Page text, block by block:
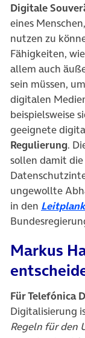
Digitale
eines
nutzen zu
Fähigkeiten,
allem auch
sein müssen,
digitalen
beispielsweise
geeignete
Regulierung.
sollen damit
ungewollte
in den
Markus
Für Telefónica
Digitalisierung
Regeln für den